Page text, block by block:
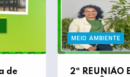
de
MEIO AMBIENTE
2ª REUNIÃO